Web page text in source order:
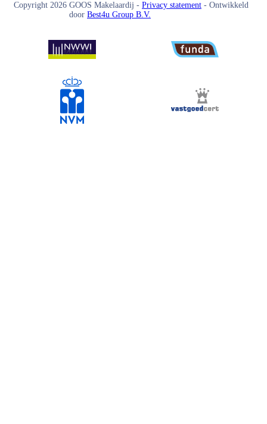
Copyright 2026 GOOS Makelaardij - Privacy statement - Ontwikkeld
door Best4u Group B.V.